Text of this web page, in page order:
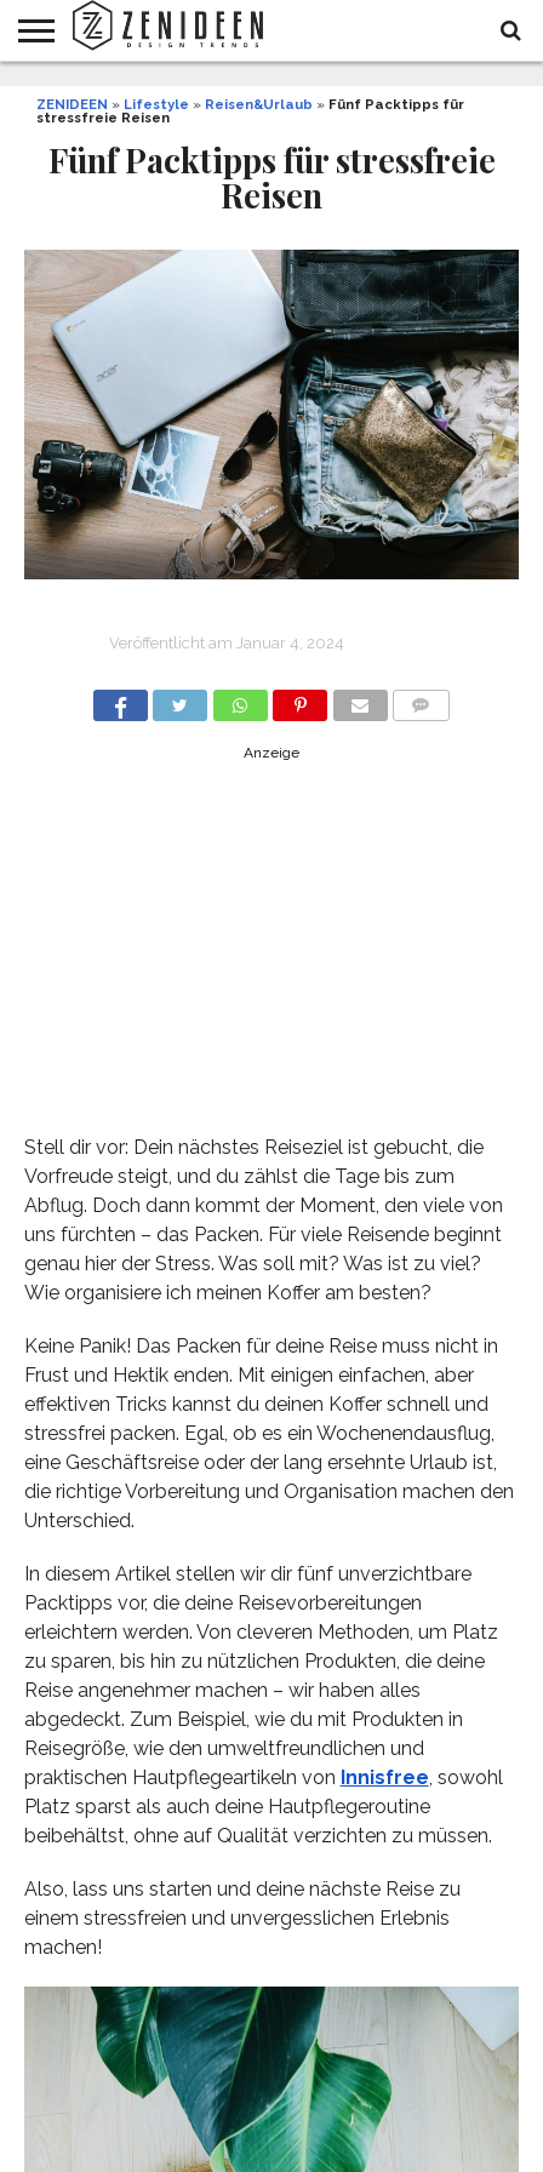
INNENDESIGN
ARCHITEKTUR
GARTEN
UND
LIFESTYLE
DEKO
&
DIY
STYLE
REZEPTE
GESUNDHEIT
WEIHNACHTEN
ZENIDEEN » Lifestyle » Reisen&Urlaub » Fünf Packtipps für
stressfreie Reisen
Fünf Packtipps für stressfreie
Reisen
Veröffentlicht am Januar 4, 2024
Anzeige
Stell dir vor: Dein nächstes Reiseziel ist gebucht, die
Vorfreude steigt, und du zählst die Tage bis zum
Abflug. Doch dann kommt der Moment, den viele von
uns fürchten – das Packen. Für viele Reisende beginnt
genau hier der Stress. Was soll mit? Was ist zu viel?
Wie organisiere ich meinen Koffer am besten?
Keine Panik! Das Packen für deine Reise muss nicht in
Frust und Hektik enden. Mit einigen einfachen, aber
effektiven Tricks kannst du deinen Koffer schnell und
stressfrei packen. Egal, ob es ein Wochenendausflug,
eine Geschäftsreise oder der lang ersehnte Urlaub ist,
die richtige Vorbereitung und Organisation machen den
Unterschied.
In diesem Artikel stellen wir dir fünf unverzichtbare
Packtipps vor, die deine Reisevorbereitungen
erleichtern werden. Von cleveren Methoden, um Platz
zu sparen, bis hin zu nützlichen Produkten, die deine
Reise angenehmer machen – wir haben alles
abgedeckt. Zum Beispiel, wie du mit Produkten in
Reisegröße, wie den umweltfreundlichen und
praktischen Hautpflegeartikeln von Innisfree, sowohl
Platz sparst als auch deine Hautpflegeroutine
beibehältst, ohne auf Qualität verzichten zu müssen.
Also, lass uns starten und deine nächste Reise zu
einem stressfreien und unvergesslichen Erlebnis
machen!